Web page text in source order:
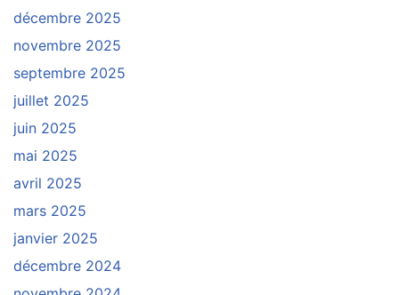
décembre 2025
novembre 2025
septembre 2025
juillet 2025
juin 2025
mai 2025
avril 2025
mars 2025
janvier 2025
décembre 2024